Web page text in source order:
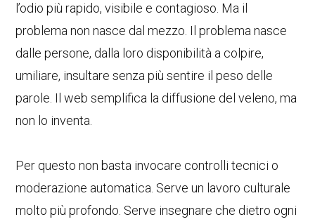
l’odio più rapido, visibile e contagioso. Ma il
problema non nasce dal mezzo. Il problema nasce
dalle persone, dalla loro disponibilità a colpire,
umiliare, insultare senza più sentire il peso delle
parole. Il web semplifica la diffusione del veleno, ma
non lo inventa.
Per questo non basta invocare controlli tecnici o
moderazione automatica. Serve un lavoro culturale
molto più profondo. Serve insegnare che dietro ogni